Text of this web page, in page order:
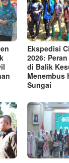
Ekspedisi
2026:
di Balik
Menembus
Sungai